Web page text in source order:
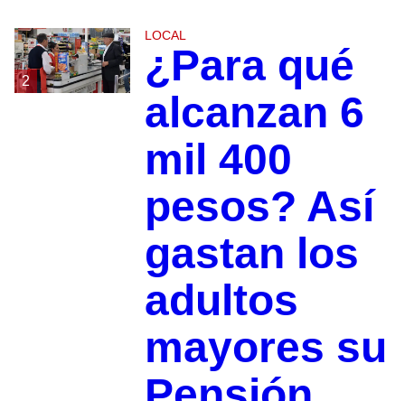
2
LOCAL
¿Para qué
alcanzan 6
mil 400
pesos? Así
gastan los
adultos
mayores su